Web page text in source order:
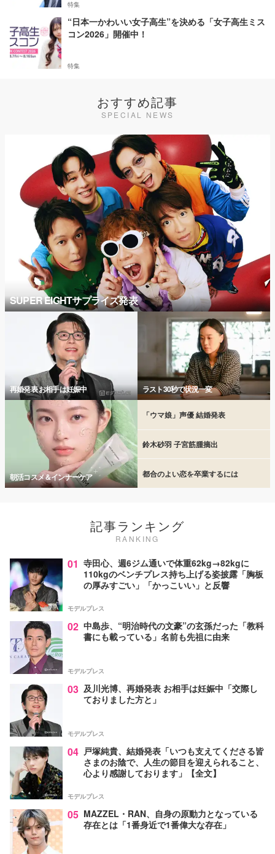
特集
“日本一かわいい女子高生”を決める「女子高生ミス
コン2026」開催中！
特集
おすすめ記事
SPECIAL NEWS
SUPER EIGHTサプライズ発表
再婚発表 お相手は妊娠中 ラスト30秒で状況一変
朝活コスメ＆インナーケア
「ウマ娘」声優 結婚発表
鈴木砂羽 子宮筋腫摘出
都合のよい恋を卒業するには
記事ランキング
RANKING
01 寺田心、週6ジム通いで体重62kg→82kgに
110kgのベンチプレス持ち上げる姿披露「胸板
の厚みすごい」「かっこいい」と反響
モデルプレス
02 中島歩、“明治時代の文豪”の玄孫だった「教科
書にも載っている」名前も先祖に由来
モデルプレス
03 及川光博、再婚発表 お相手は妊娠中「交際し
ておりました方と」
モデルプレス
04 戸塚純貴、結婚発表「いつも支えてくださる皆
さまのお陰で、人生の節目を迎えられること、
心より感謝しております」【全文】
モデルプレス
05 MAZZEL・RAN、自身の原動力となっている
存在とは「1番身近で1番偉大な存在」